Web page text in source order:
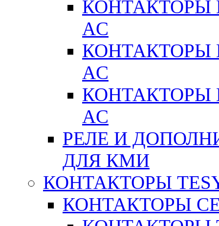
КОНТАКТОРЫ
AC
КОНТАКТОРЫ
AC
КОНТАКТОРЫ
AC
РЕЛЕ И
ДЛЯ КМИ
КОНТАКТОРЫ
КОНТАКТОРЫ